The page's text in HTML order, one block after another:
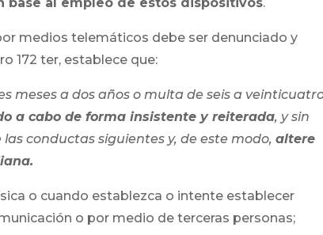
medios telemáticos debe ser denunciado y
172 ter, establece que:
meses a dos años o multa de seis a
a cabo de forma insistente y reiterada, y sin
conductas siguientes y, de este modo,altere
o cuando establezca o intente establecer
o por medio de terceras personas;